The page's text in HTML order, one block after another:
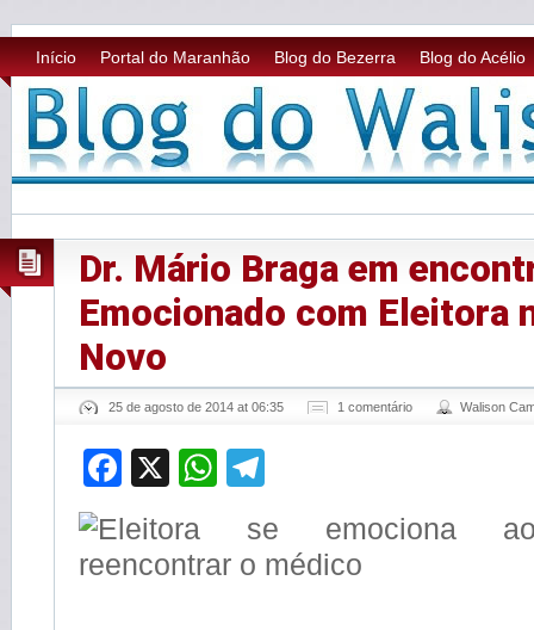
Início Portal do Maranhão Blog do Bezerra Blog do Acélio
Dr. Mário Braga em
Emocionado com Eleitora
Novo
25 de agosto de 2014 at 06:35 1 comentário Walison
Facebook
X WhatsApp